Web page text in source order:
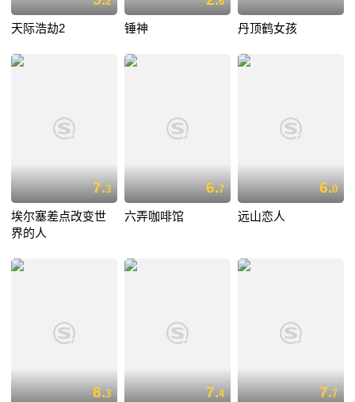
天际浩劫2 锤神 丹顶鹤女孩
7.3
埃尔塞差点改变世
界的人
6.7
六弄咖啡馆
6.0
远山恋人
8.3 7.4 7.7